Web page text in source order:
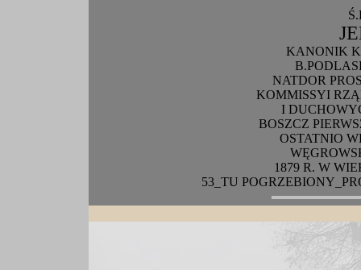
KANONIK
NATDOR
KOMMISSYI
I
BOSZCZ
OSTATNIO
1879 R. W
53_TU